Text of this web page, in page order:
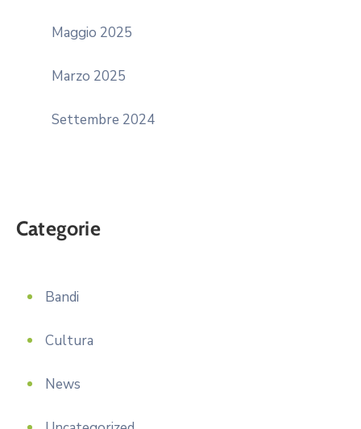
Maggio 2025
Marzo 2025
Settembre 2024
Categorie
Bandi
Cultura
News